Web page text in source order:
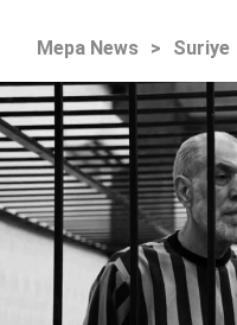
Mepa News > Suriye